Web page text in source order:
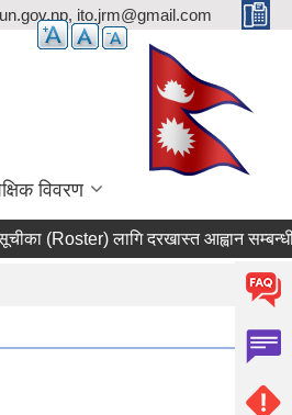
ito.jrm@gmail.com
विवरण
(Roster) लागि दरखास्त आह्वान सम्बन्धी